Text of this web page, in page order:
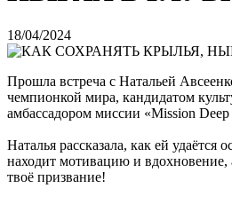
18/04/2024
Прошла встреча с Натальей
чемпионкой мира, кандидатом
амбассадором миссии «Mission
Наталья рассказала, как ей удаётся
находит мотивацию и вдохновение,
твоё призвание!